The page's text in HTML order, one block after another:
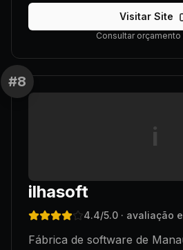
Visitar Site
Consultar orçamento
#8
i
ilhasoft
4.4/5.0 · avaliação
Fábrica de software de